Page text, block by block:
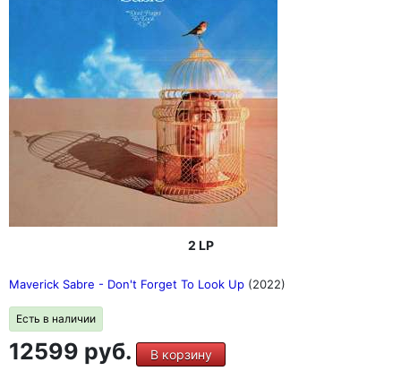
2 LP
Maverick Sabre - Don't Forget To Look Up (2022)
Есть в наличии
12599 руб. В корзину